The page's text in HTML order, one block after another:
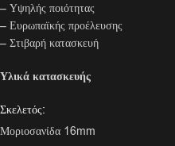
– Υψηλής ποιότητας
– Ευρωπαϊκής προέλευσης
– Στιβαρή κατασκευή
Υλικά κατασκευής
Σκελετός:
Μοριοσανίδα 16mm